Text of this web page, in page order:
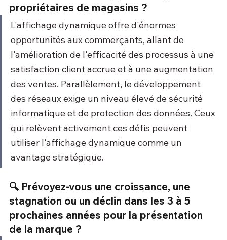
propriétaires de magasins ?
L'affichage dynamique offre d'énormes
opportunités aux commerçants, allant de
l'amélioration de l'efficacité des processus à une
satisfaction client accrue et à une augmentation
des ventes. Parallèlement, le développement
des réseaux exige un niveau élevé de sécurité
informatique et de protection des données. Ceux
qui relèvent activement ces défis peuvent
utiliser l'affichage dynamique comme un
avantage stratégique.
🔍 Prévoyez-vous une croissance, une
stagnation ou un déclin dans les 3 à 5
prochaines années pour la présentation
de la marque ?